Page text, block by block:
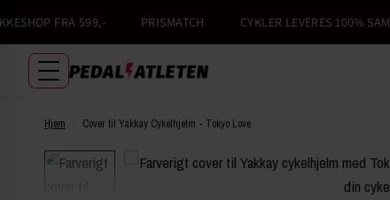
FRA 599,- PRISMATCH CYKLER LEVERES 100% SAMLET
Hjem Cover til Yakkay Cykelhjelm - Tokyo Love